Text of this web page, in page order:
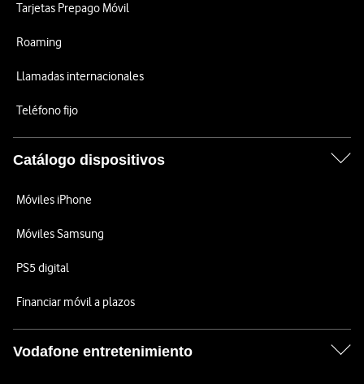
Tarjetas Prepago Móvil
Roaming
Llamadas internacionales
Teléfono fijo
Catálogo dispositivos
Móviles iPhone
Móviles Samsung
PS5 digital
Financiar móvil a plazos
Vodafone entretenimiento